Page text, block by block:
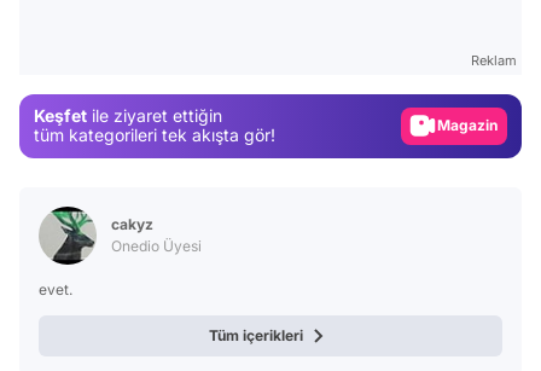
Reklam
Keşfet ile ziyaret ettiğin
tüm kategorileri tek akışta gör!
Video
cakyz
Onedio Üyesi
evet.
Tüm içerikleri